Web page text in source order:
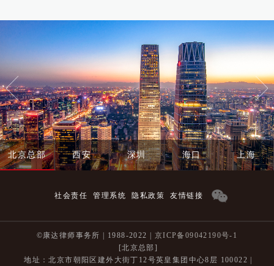
北京总部 西安 深圳 海口 上海
社会责任 管理系统 隐私政策 友情链接
©康达律师事务所 | 1988-2022 | 京ICP备09042190号-1
[北京总部]
地址：北京市朝阳区建外大街丁12号英皇集团中心8层 100022 |